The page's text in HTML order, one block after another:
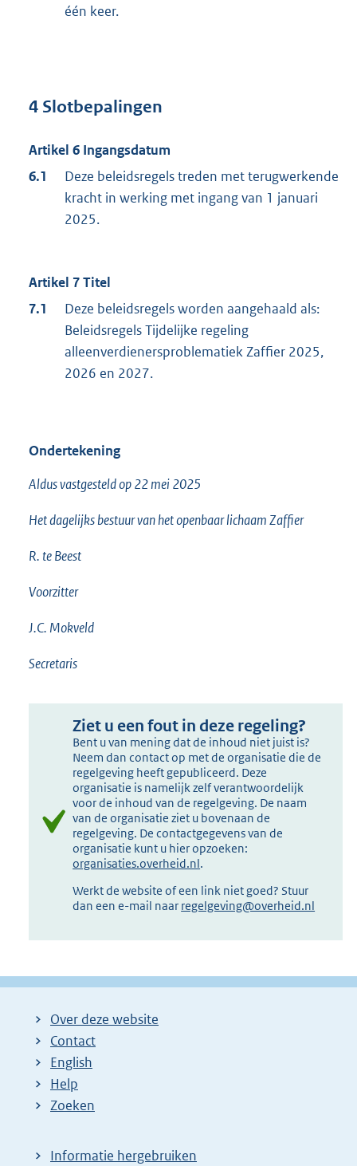
één keer.
4 Slotbepalingen
Artikel 6 Ingangsdatum
6.1
Deze beleidsregels treden met terugwerkende
kracht in werking met ingang van 1 januari
2025.
Artikel 7 Titel
7.1
Deze beleidsregels worden aangehaald als:
Beleidsregels Tijdelijke regeling
alleenverdienersproblematiek Zaffier 2025,
2026 en 2027.
Ondertekening
Aldus vastgesteld op 22 mei 2025
Het dagelijks bestuur van het openbaar lichaam Zaffier
R. te Beest
Voorzitter
J.C. Mokveld
Secretaris
Ziet u een fout in deze regeling?
Bent u van mening dat de inhoud niet juist is?
Neem dan contact op met de organisatie die de
regelgeving heeft gepubliceerd. Deze
organisatie is namelijk zelf verantwoordelijk
voor de inhoud van de regelgeving. De naam
van de organisatie ziet u bovenaan de
regelgeving. De contactgegevens van de
organisatie kunt u hier opzoeken:
organisaties.overheid.nl.
Werkt de website of een link niet goed? Stuur
dan een e-mail naar regelgeving@overheid.nl
Over deze website
Contact
English
Help
Zoeken
Informatie hergebruiken